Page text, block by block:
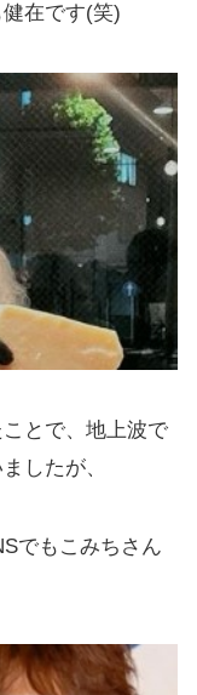
在です(笑)
とで、地上波で
したが、
でもこみちさん